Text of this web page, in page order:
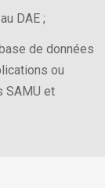
DAE ;
de données
ou
SAMU et